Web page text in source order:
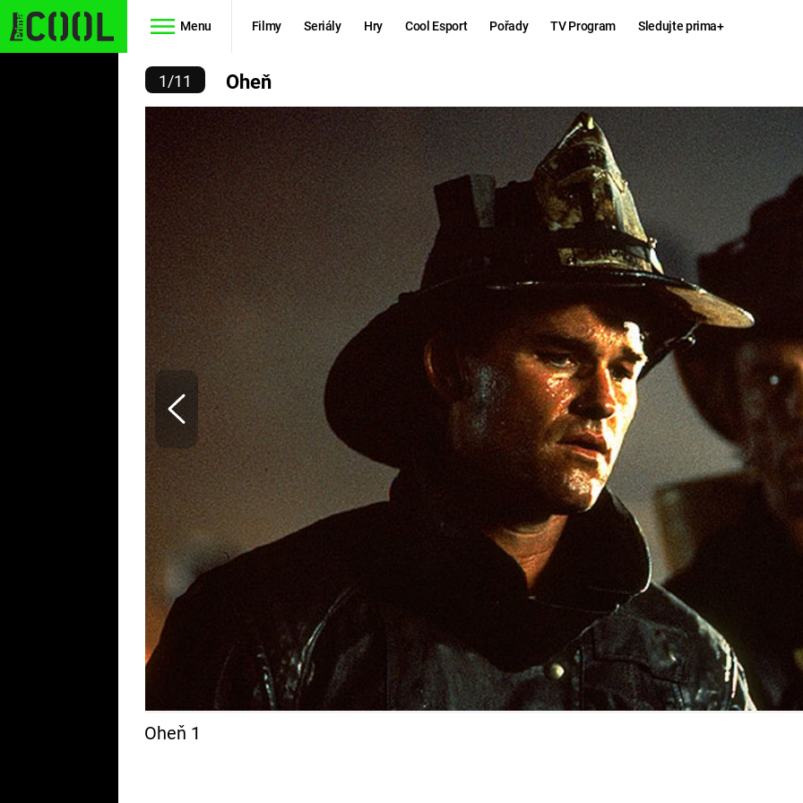
Menu Filmy Seriály Hry Cool Esport Pořady TV Program Sledujte prima+
SIMPSONOVI
Filmy
STAR WARS
AVENGERS
RYCHLE A
ZBĚSILE 10
PREDÁTOR
Hry
MAFIA
GTA 6
KINGDOM
DELIVERANCE
ESPORT
Zábava
GALERIE
CHUCK
NORRIS
OHEŇ
1/11 Oheň
Oheň 1